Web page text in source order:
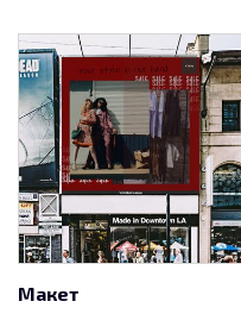
Макет